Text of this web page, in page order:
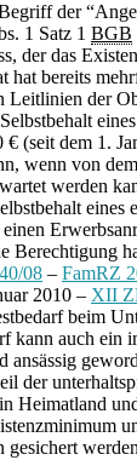
der
1 Satz 1 BGB
der das
hat bereits
Leitlinien der
(seit dem 1.
wenn von
werden
eines
Berechtigung
08 – FamRZ
2010 – XII
beim
kann auch ein
ansässig
der
Heimatland